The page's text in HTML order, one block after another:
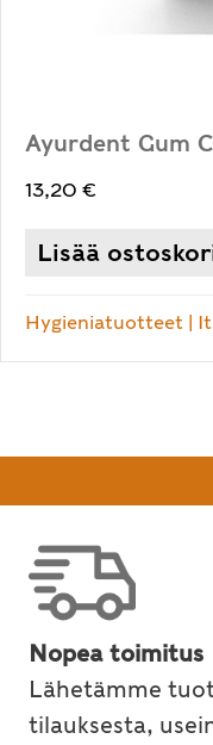
Ayurdent Gum
13,20 €
Lisää
Hygieniatuotteet |
Nopea toimitus
Lähetämme
tilauksesta,